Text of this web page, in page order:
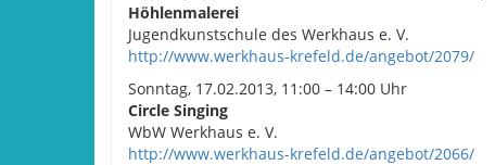
Höhlenmalerei
Jugendkunstschule des Werkhaus e. V.
http://www.werkhaus-krefeld.de/angebot/2079/
Sonntag, 17.02.2013, 11:00 – 14:00 Uhr
Circle Singing
WbW Werkhaus e. V.
http://www.werkhaus-krefeld.de/angebot/2066/